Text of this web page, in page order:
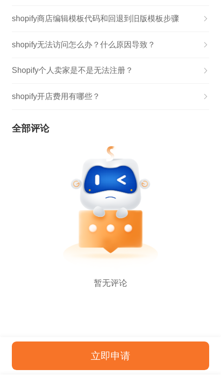
shopify商店编辑模板代码和回退到旧版模板步骤
shopify无法访问怎么办？什么原因导致？
Shopify个人卖家是不是无法注册？
shopify开店费用有哪些？
全部评论
暂无评论
立即申请